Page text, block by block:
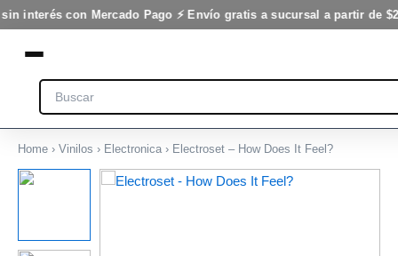
interés con Mercado Pago ⚡ Envío gratis a sucursal a partir de
Ir
al
contenido
Search
Home › Vinilos › Electronica › Electroset – How Does It Feel?